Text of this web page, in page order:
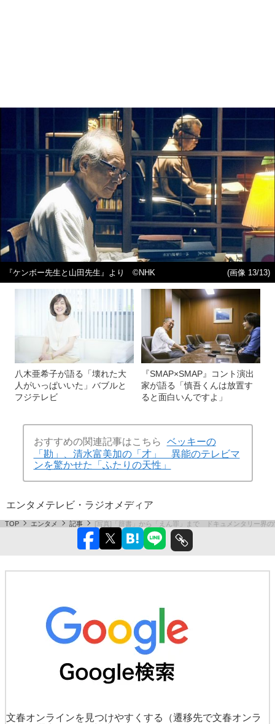
『ケンボー先生と山田先生』より ©NHK (画像 13/13)
八木亜希子が語る「壊れた大
人がいっぱいいた」バブルと
フジテレビ
『SMAP×SMAP』コント演出
家が語る「慎吾くんは放置す
ると面白いんですよ」
おすすめの関連記事はこちら
ベッキーの
「勘」、清水富美加の「才」 異能のテレビマ
ンを驚かせた「ふたりの天性」
エンタメ テレビ・ラジオ メディア
TOP エンタメ 記事 [写真]「辞書」から「えん罪」まで ドキュメンタリー界の
文春オンラインを見つけやすくする
（遷移先で文春オンラ